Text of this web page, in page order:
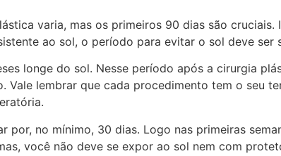
varia, mas os primeiros 90 dias são
ao sol, o período para evitar o sol deve ser
longe do sol. Nesse período após a cirurgia
lembrar que cada procedimento tem o seu
no mínimo, 30 dias. Logo nas primeiras
você não deve se expor ao sol nem com